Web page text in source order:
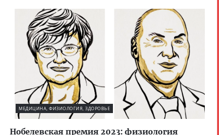
МЕДИЦИНА, ФИЗИОЛОГИЯ, ЗДОРОВЬЕ
Нобелевская премия 2023: физиология